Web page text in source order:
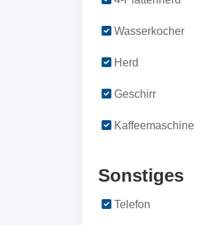
Wasserkocher
Herd
Geschirr
Kaffeemaschine
Sonstiges
Telefon